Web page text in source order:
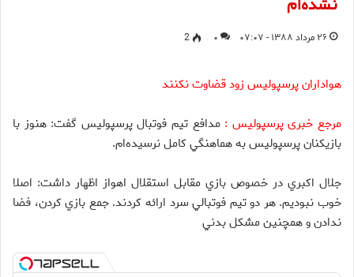
۲۶ مرداد ۱۳۸۸ - ۰۷:۰۷ ۰ 2
هواداران پرسپولیس زود قضاوت نکنند
مرجع خبری پرسپولیس :مدافع تيم فوتبال پرسپوليس گفت: هنوز با
بازيكنان پرسپوليس به هماهنگي كامل نرسيده‌ام.
جلال اكبري در خصوص بازي مقابل استقلال اهواز اظهار داشت: اصلا
خوب نبوديم. هر دو تيم فوتبالي سرد ارائه كردند. جمع بازي كردن، فضا
ندادن و همچنين مشكل بدني